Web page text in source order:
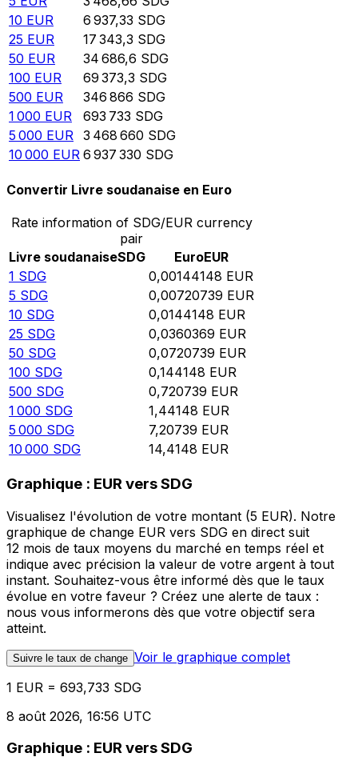
10 EUR 6 937,33 SDG
25 EUR 17 343,3 SDG
50 EUR 34 686,6 SDG
100 EUR 69 373,3 SDG
500 EUR 346 866 SDG
1 000 EUR 693 733 SDG
5 000 EUR 3 468 660 SDG
10 000 EUR 6 937 330 SDG
Convertir Livre soudanaise en Euro
Rate information of SDG/EUR currency
pair
Livre soudanaiseSDG EuroEUR
1 SDG 0,00144148 EUR
5 SDG 0,00720739 EUR
10 SDG 0,0144148 EUR
25 SDG 0,0360369 EUR
50 SDG 0,0720739 EUR
100 SDG 0,144148 EUR
500 SDG 0,720739 EUR
1 000 SDG 1,44148 EUR
5 000 SDG 7,20739 EUR
10 000 SDG 14,4148 EUR
Graphique : EUR vers SDG
Visualisez l'évolution de votre montant (5 EUR). Notre
graphique de change EUR vers SDG en direct suit
12 mois de taux moyens du marché en temps réel et
indique avec précision la valeur de votre argent à tout
instant. Souhaitez-vous être informé dès que le taux
évolue en votre faveur ? Créez une alerte de taux :
nous vous informerons dès que votre objectif sera
atteint.
Suivre le taux de change Voir le graphique complet
1 EUR = 693,733 SDG
8 août 2026, 16:56 UTC
Graphique : EUR vers SDG